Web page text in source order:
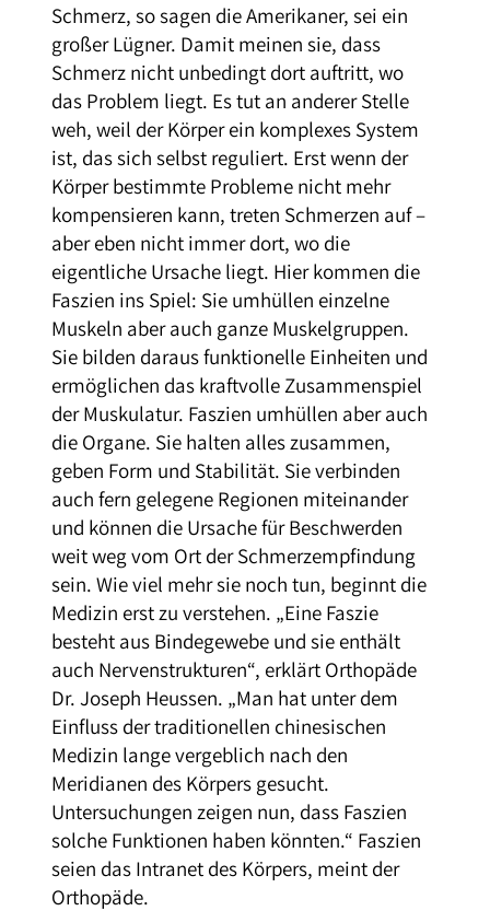
Schmerz, so sagen die Amerikaner, sei ein
großer Lügner. Damit meinen sie, dass
Schmerz nicht unbedingt dort auftritt, wo
das Problem liegt. Es tut an anderer Stelle
weh, weil der Körper ein komplexes System
ist, das sich selbst reguliert. Erst wenn der
Körper bestimmte Probleme nicht mehr
kompensieren kann, treten Schmerzen auf –
aber eben nicht immer dort, wo die
eigentliche Ursache liegt. Hier kommen die
Faszien ins Spiel: Sie umhüllen einzelne
Muskeln aber auch ganze Muskelgruppen.
Sie bilden daraus funktionelle Einheiten und
ermöglichen das kraftvolle Zusammenspiel
der Muskulatur. Faszien umhüllen aber auch
die Organe. Sie halten alles zusammen,
geben Form und Stabilität. Sie verbinden
auch fern gelegene Regionen miteinander
und können die Ursache für Beschwerden
weit weg vom Ort der Schmerzempfindung
sein. Wie viel mehr sie noch tun, beginnt die
Medizin erst zu verstehen. „Eine Faszie
besteht aus Bindegewebe und sie enthält
auch Nervenstrukturen“, erklärt Orthopäde
Dr. Joseph Heussen. „Man hat unter dem
Einfluss der traditionellen chinesischen
Medizin lange vergeblich nach den
Meridianen des Körpers gesucht.
Untersuchungen zeigen nun, dass Faszien
solche Funktionen haben könnten.“ Faszien
seien das Intranet des Körpers, meint der
Orthopäde.